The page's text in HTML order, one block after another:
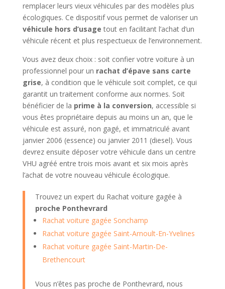
remplacer leurs vieux véhicules par des modèles plus
écologiques. Ce dispositif vous permet de valoriser un
véhicule hors d’usage tout en facilitant l’achat d’un
véhicule récent et plus respectueux de l’environnement.
Vous avez deux choix : soit confier votre voiture à un
professionnel pour un rachat d’épave sans carte
grise, à condition que le véhicule soit complet, ce qui
garantit un traitement conforme aux normes. Soit
bénéficier de la prime à la conversion, accessible si
vous êtes propriétaire depuis au moins un an, que le
véhicule est assuré, non gagé, et immatriculé avant
janvier 2006 (essence) ou janvier 2011 (diesel). Vous
devrez ensuite déposer votre véhicule dans un centre
VHU agréé entre trois mois avant et six mois après
l’achat de votre nouveau véhicule écologique.
Trouvez un expert du Rachat voiture gagée à
proche Ponthevrard
Rachat voiture gagée Sonchamp
Rachat voiture gagée Saint-Arnoult-En-Yvelines
Rachat voiture gagée Saint-Martin-De-
Brethencourt
Vous n’êtes pas proche de Ponthevrard, nous